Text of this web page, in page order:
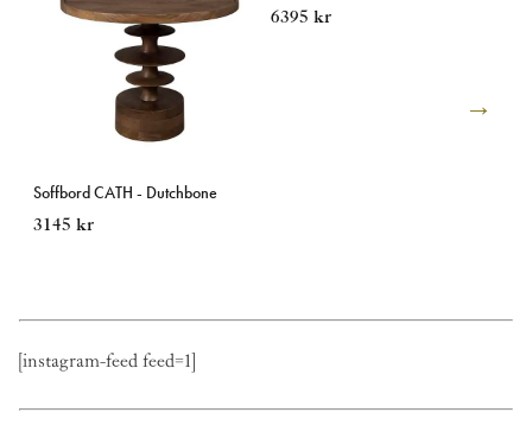
Soffbord CATH - Dutchbone
3145 kr
6395 kr
[instagram-feed feed=1]